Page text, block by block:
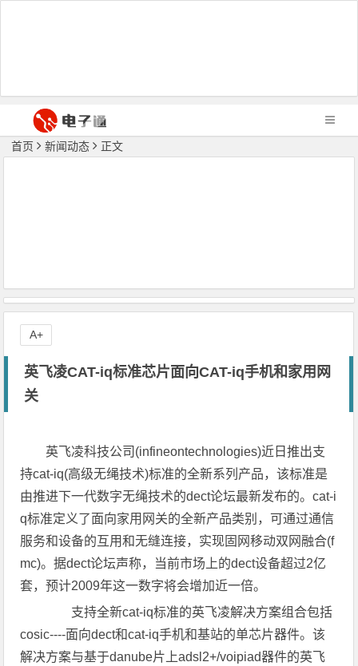
首页 新闻动态 正文
英飞凌CAT-iq标准芯片面向CAT-iq手机和家用网
关
英飞凌科技公司(infineontechnologies)近日推出支
持cat-iq(高级无绳技术)标准的全新系列产品，该标准是
由推进下一代数字无绳技术的dect论坛最新发布的。cat-i
q标准定义了面向家用网关的全新产品类别，可通过通信
服务和设备的互用和无缝连接，实现固网移动双网融合(f
mc)。据dect论坛声称，当前市场上的dect设备超过2亿
套，预计2009年这一数字将会增加近一倍。
支持全新cat-iq标准的英飞凌解决方案组合包括
cosic----面向dect和cat-iq手机和基站的单芯片器件。该
解决方案与基于danube片上adsl2+/voipiad器件的英飞
A+